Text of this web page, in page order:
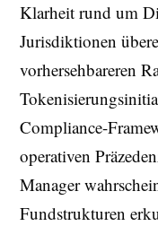
Klarheit rund um
Jurisdiktionen
vorhersehbareren
Compliance-
operativen
Manager
Fundstrukturen